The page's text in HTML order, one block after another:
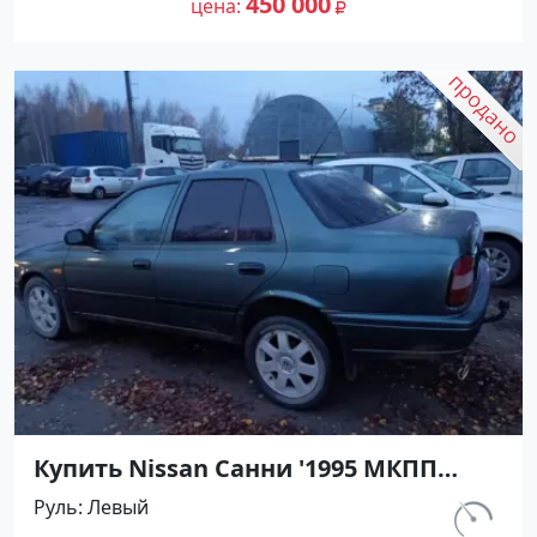
цена
Купить Nissan Санни '1995 МКПП
(1400/90 л.с.) Бензин карбюратор
Новороссийск цвет Зеленый Седан
Руль Левый